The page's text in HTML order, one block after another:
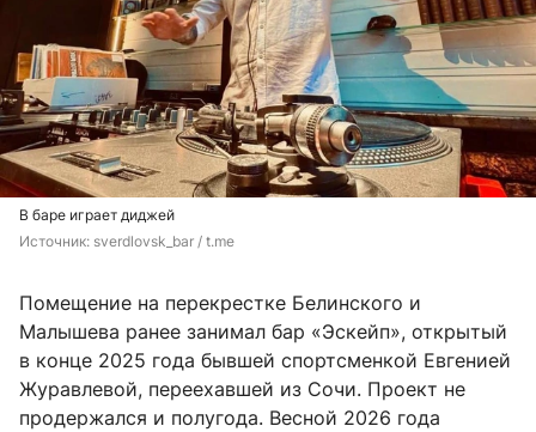
В баре играет диджей
Источник: sverdlovsk_bar / t.me
Помещение на перекрестке Белинского и
Малышева ранее занимал бар «Эскейп», открытый
в конце 2025 года бывшей спортсменкой Евгенией
Журавлевой, переехавшей из Сочи. Проект не
продержался и полугода. Весной 2026 года